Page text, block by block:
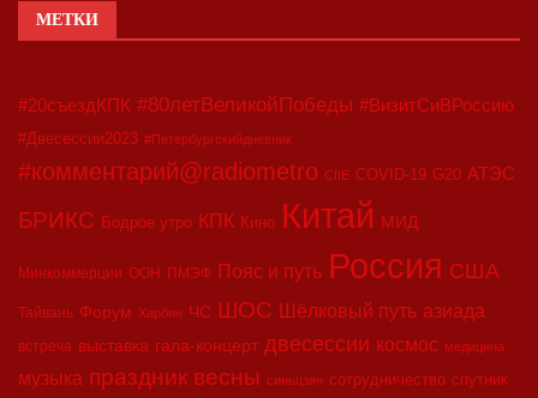
МЕТКИ
#20съездКПК #80летВеликойПобеды #ВизитСиВРоссию
#Двесессии2023 #Петербургскийдневник
#комментарий@radiometro CIIE COVID-19 G20 АТЭС
БРИКС Бодрое утро КПК Кино Китай МИД
Минкоммерции ООН ПМЭФ Пояс и путь Россия США
Тайвань Форум Харбин ЧС ШОС Шёлковый путь азиада
встреча выставка гала-концерт двесессии космос медицина
музыка праздник весны синьцзян сотрудничество спутник